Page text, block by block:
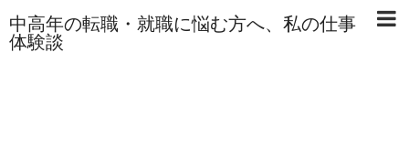
中高年の転職・就職に悩む方へ、私の仕事
体験談